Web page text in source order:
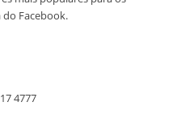
Facebook.
2117 4777